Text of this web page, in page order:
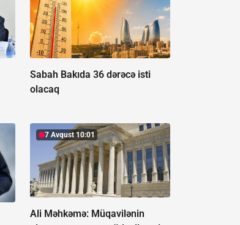
Sabah Bakıda 36 dərəcə isti
olacaq
7 Avqust 10:01
Ali Məhkəmə: Müqavilənin